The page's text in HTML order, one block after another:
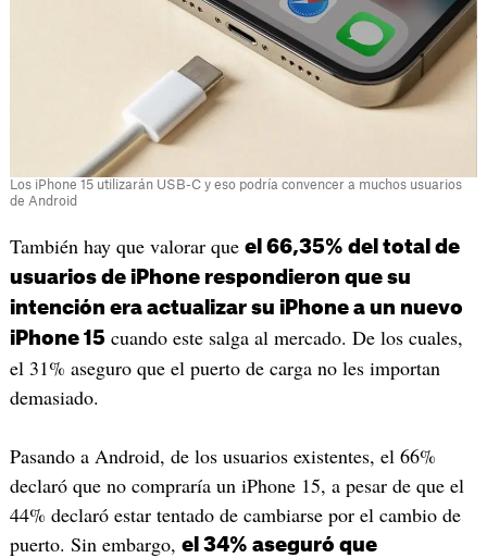
Los iPhone 15 utilizarán USB-C y eso podría convencer a muchos usuarios
de Android
También hay que valorar que el 66,35% del total de
usuarios de iPhone respondieron que su
intención era actualizar su iPhone a un nuevo
iPhone 15cuando este salga al mercado. De los cuales,
el 31% aseguro que el puerto de carga no les importan
demasiado.
Pasando a Android, de los usuarios existentes, el 66%
declaró que no compraría un iPhone 15, a pesar de que el
44% declaró estar tentado de cambiarse por el cambio de
puerto. Sin embargo, el 34% aseguró que